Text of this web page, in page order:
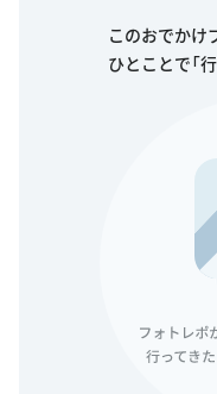
このおでかけ
ひとことで「